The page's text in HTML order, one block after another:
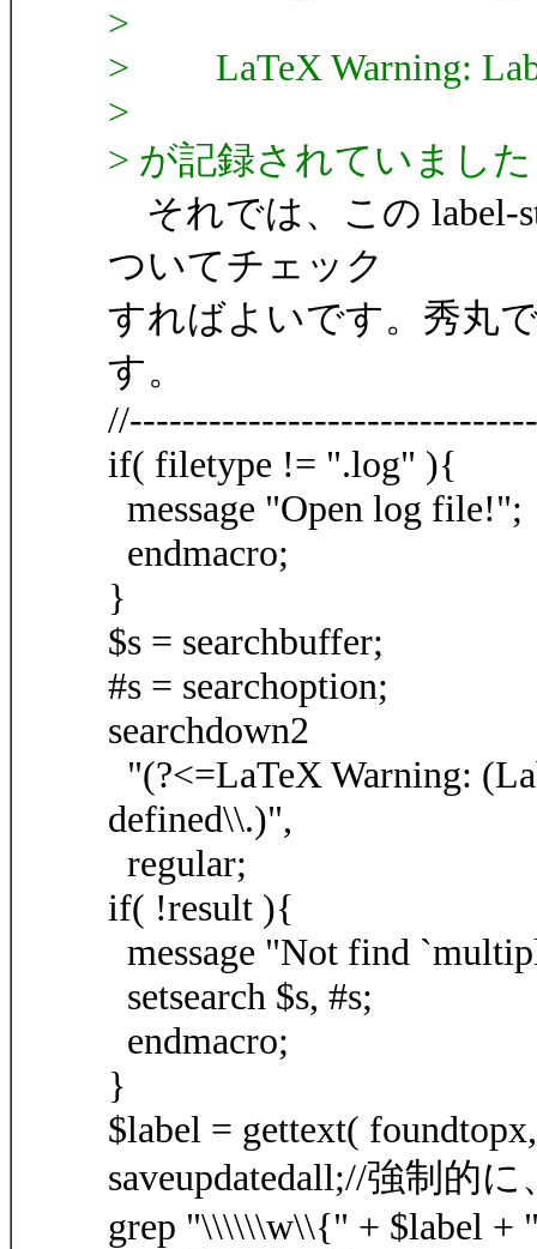
>
> LaTeX Warning:
>
> が記録されていまし
それでは、この label-
ついてチェック
すればよいです。秀丸
す。
if( filetype != ".log" ){
message "Open log file!";
endmacro;
}
$s = searchbuffer;
#s = searchoption;
searchdown2
"(?<=LaTeX Warning:
defined\\.)",
regular;
if( !result ){
message "Not find
setsearch $s, #s;
endmacro;
}
$label = gettext(
saveupdatedall;//強制的
grep "\\\\\\w\\{" + $label